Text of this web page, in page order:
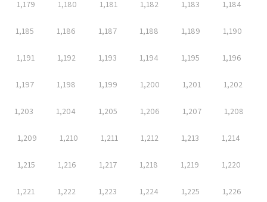
1,179 1,180 1,181 1,182 1,183 1,184
1,185 1,186 1,187 1,188 1,189 1,190
1,191 1,192 1,193 1,194 1,195 1,196
1,197 1,198 1,199 1,200 1,201 1,202
1,203 1,204 1,205 1,206 1,207 1,208
1,209 1,210 1,211 1,212 1,213 1,214
1,215 1,216 1,217 1,218 1,219 1,220
1,221 1,222 1,223 1,224 1,225 1,226